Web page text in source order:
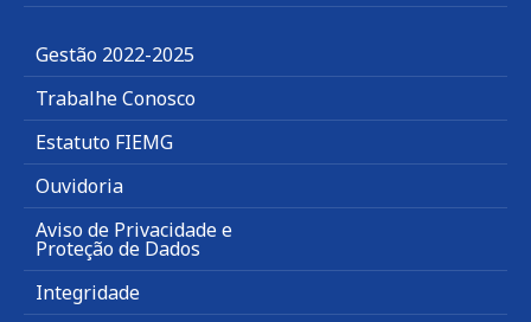
Gestão 2022-2025
Trabalhe Conosco
Estatuto FIEMG
Ouvidoria
Aviso de Privacidade e
Proteção de Dados
Integridade